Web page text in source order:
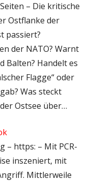
– Die kritische
Ostflanke der
passiert?
der NATO? Warnt
Balten? Handelt es
Flagge“ oder
Was steckt
Ostsee über…
– https: – Mit PCR-
inszeniert, mit
Mittlerweile